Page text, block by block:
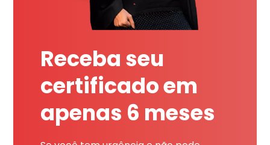
Receba seu
certificado em
apenas 6 meses